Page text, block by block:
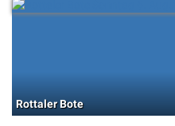
Rottaler Bote